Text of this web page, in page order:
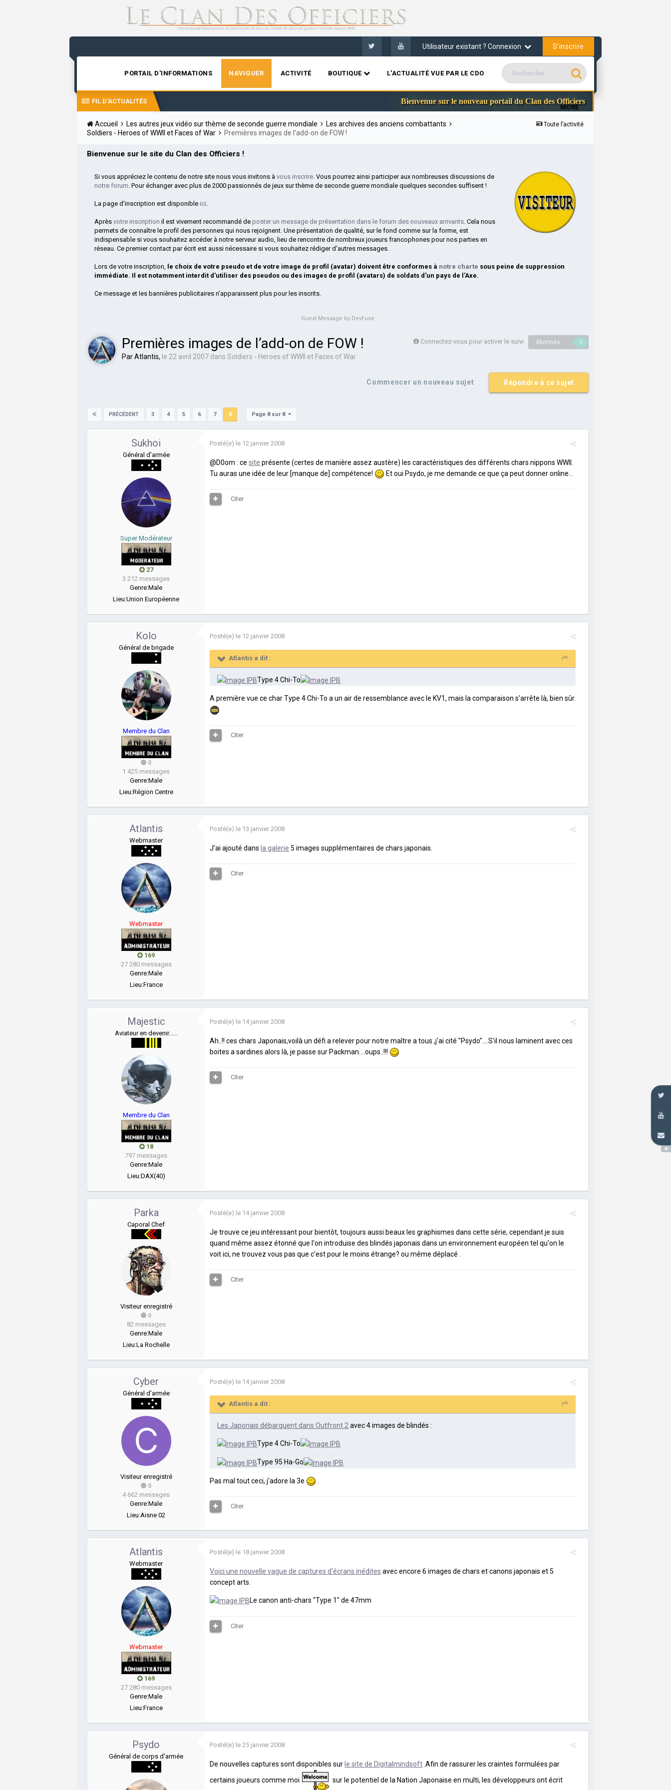
Utilisateur existant ? Connexion S’inscrire
PORTAIL D'INFORMATIONS NAVIGUER ACTIVITÉ BOUTIQUE L'ACTUALITÉ VUE PAR LE CDO
MORE
FIL D'ACTUALITÉS Bienvenue sur le nouveau portail du Clan des Officiers Communauté Steam du
Toute l’activité
Accueil Les autres jeux vidéo sur thème de seconde guerre mondiale
Les archives des anciens combattants
Soldiers - Heroes of WWII et Faces of War
Premières images de l’add-on de FOW !
Bienvenue sur le site du Clan des Officiers !
Si vous appréciez le contenu de notre site nous vous invitons àvous inscrire . Vous pourrez ainsi participer aux nombreuses discussions de
notre forum . Pour échanger avec plus de 2000 passionnés de jeux sur thème de seconde guerre mondiale quelques secondes suffisent !
La page d'inscription est disponible ici
Aprèsvotre inscription il est vivement recommandé de poster un message de présentation dans le forum des nouveaux arrivants . Cela nous
permets de connaître le profil des personnes qui nous rejoignent. Une présentation de qualité, sur le fond comme sur la forme, est
indispensable si vous souhaitez accéder à notre serveur audio, lieu de rencontre de nombreux joueurs francophones pour nos parties en
réseau. Ce premier contact par écrit est aussi nécessaire si vous souhaitez rédiger d'autres messages.
Lors de votre inscription, le choix de votre pseudo et de votre image de profil (avatar) doivent être conformes à notre charte sous peine de suppression
immédiate. Il est notamment interdit d'utiliser des pseudos ou des images de profil (avatars) de soldats d'un pays de l'Axe.
Ce message et les bannières publicitaires n'apparaissent plus pour les inscrits.
Guest Message by DevFuse
Connectez-vous pour activer le suivi Abonnés 0
Premières images de l’add-on de FOW !
ParAtlantis, le 22 avril 2007 dansSoldiers - Heroes of WWII et Faces of War
Répondre à ce sujet
Commencer un nouveau sujet
PRÉCÉDENT 3 4 5 6 7 8 Page 8 sur 8
Sukhoi
Général d'armée
Super Modérateur
27
3 212 messages
Genre:Male
Lieu:Union Européenne
Posté(e) le 12 janvier 2008
@D0om : cesite présente (certes de manière assez austère) les caractéristiques des différents chars nippons WWII.
Tu auras une idée de leur [manque de] compétence!
Et oui Psydo, je me demande ce que ça peut donner online...
Citer
Kolo
Général de brigade
Membre du Clan
0
1 425 messages
Genre:Male
Lieu:Région Centre
Posté(e) le 12 janvier 2008
Atlantis a dit :
Type 4 Chi-To
A première vue ce char Type 4 Chi-To a un air de ressemblance avec le KV1, mais la comparaison s'arrête là, bien sûr.
Citer
Atlantis
Webmaster
Webmaster
169
27 280 messages
Genre:Male
Lieu:France
Posté(e) le 13 janvier 2008
J’ai ajouté dans la galerie 5 images supplémentaires de chars japonais.
Citer
Majestic
Aviateur en devenir......
Membre du Clan
18
797 messages
Genre:Male
Lieu:DAX(40)
Posté(e) le 14 janvier 2008
Ah..!! ces chars Japonais,voilà un défi a relever pour notre maître a tous ,j'ai cité "Psydo"....S'il nous laminent avec ces
boites a sardines alors là, je passe sur Packman....oups..!!!
Citer
Parka
Caporal Chef
Visiteur enregistré
0
82 messages
Genre:Male
Lieu:La Rochelle
Posté(e) le 14 janvier 2008
Je trouve ce jeu intéressant pour bientôt, toujours aussi beaux les graphismes dans cette série, cependant je suis
quand même assez étonné que l'on introduise des blindés japonais dans un environnement européen tel qu'on le
voit ici, ne trouvez vous pas que c'est pour le moins étrange? ou même déplacé .
Citer
Cyber
Général d'armée
Visiteur enregistré
0
4 662 messages
Genre:Male
Lieu:Aisne 02
Posté(e) le 14 janvier 2008
Atlantis a dit :
Les Japonais débarquent dans Outfront 2 avec 4 images de blindés :
Type 4 Chi-To
Type 95 Ha-Go
Pas mal tout ceci, j'adore la 3e
Citer
Atlantis
Webmaster
Webmaster
169
27 280 messages
Genre:Male
Lieu:France
Posté(e) le 18 janvier 2008
Voici une nouvelle vague de captures d'écrans inédites avec encore 6 images de chars et canons japonais et 5
concept arts.
Le canon anti-chars "Type 1" de 47mm
Citer
Psydo
Général de corps d'armée
Posté(e) le 25 janvier 2008
De nouvelles captures sont disponibles sur le site de Digitalmindsoft .Afin de rassurer les craintes formulées par
certains joueurs comme moi sur le potentiel de la Nation Japonaise en multi, les développeurs ont écrit